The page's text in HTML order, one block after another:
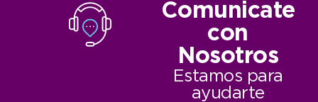
Comunicate
con
Nosotros
Estamos para
ayudarte